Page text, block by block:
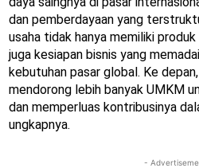
dan pemberdayaan yang
usaha tidak hanya memiliki
juga kesiapan bisnis yang
kebutuhan pasar global. Ke
mendorong lebih banyak UMKM
dan memperluas kontribusinya
ungkapnya.
-